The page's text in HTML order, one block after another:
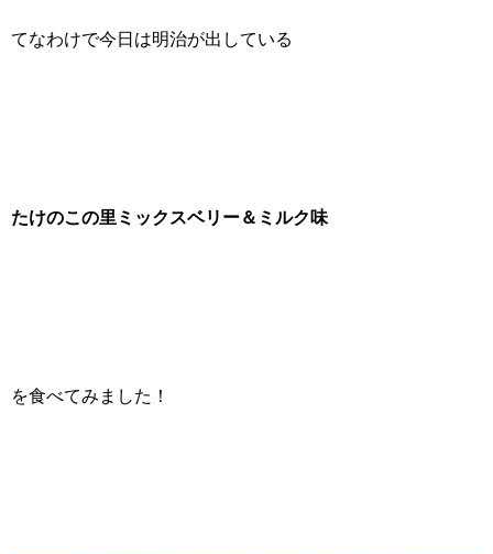
てなわけで今日は明治が出している
たけのこの里ミックスベリー＆ミルク味
を食べてみました！